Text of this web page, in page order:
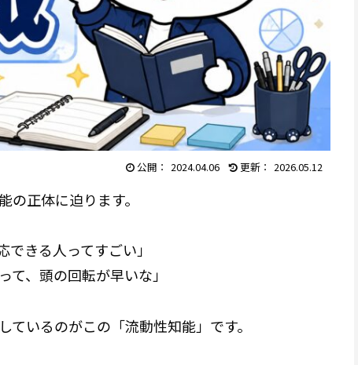
2024.04.06 2026.05.12
正体に迫ります。
できる人ってすごい」
て、頭の回転が早いな」
いるのがこの「流動性知能」です。